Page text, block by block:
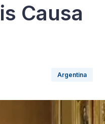
Causa
Argentina